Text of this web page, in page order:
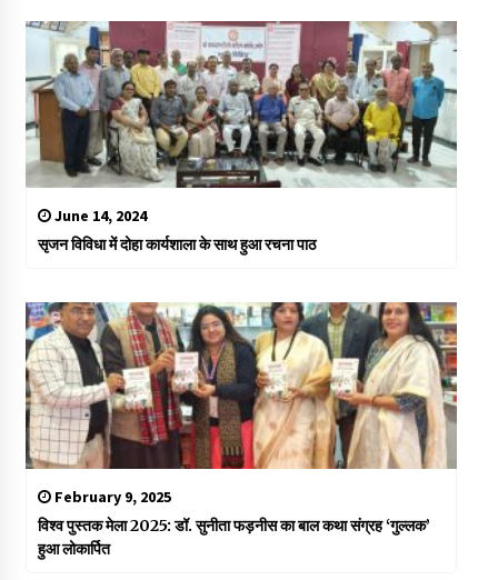
June 14, 2024
सृजन विविधा में दोहा कार्यशाला के साथ हुआ रचना पाठ
February 9, 2025
विश्व पुस्तक मेला 2025: डॉ. सुनीता फड़नीस का बाल कथा संग्रह ‘गुल्लक’
हुआ लोकार्पित